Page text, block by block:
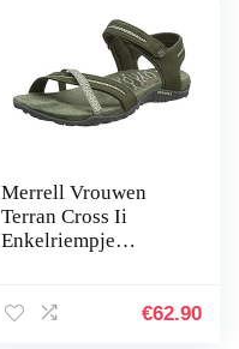
Merrell Vrouwen
Terran Cross Ii
Enkelriempje
€62.90